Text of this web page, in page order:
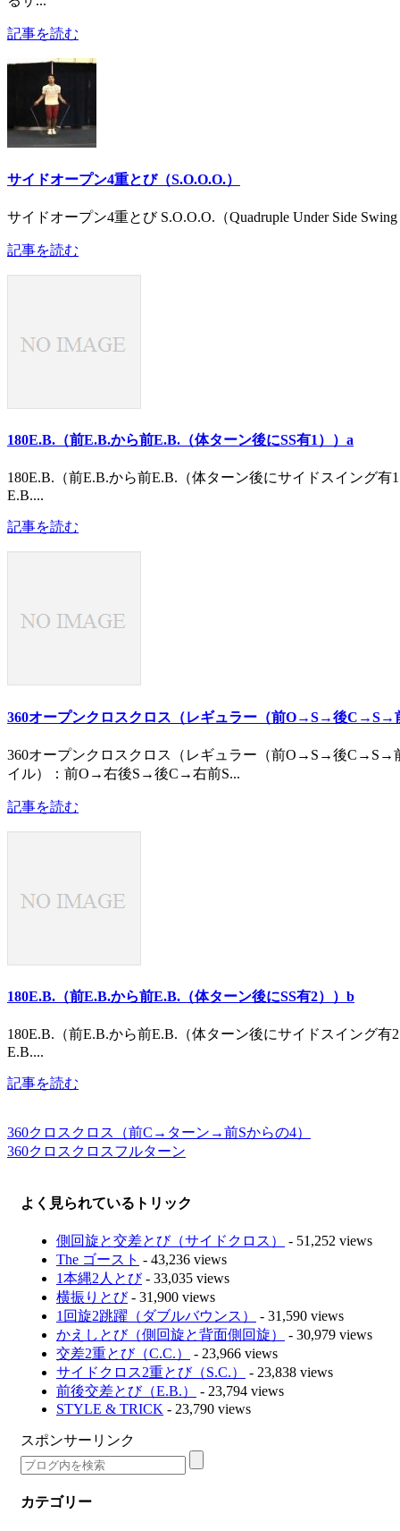
記事を読む
サイドオープン4重とび（S.O.O.O.）
サイドオープン4重とび S.O.O.O.（Quadruple Under Side
記事を読む
180E.B.（前E.B.から前E.B.（体ターン後にSS有1））a
180E.B.（前E.B.から前E.B.（体ターン後にサイドスイング
E.B....
記事を読む
360オープンクロスクロス（レギュラー（前O→S→後C→S→
360オープンクロスクロス（レギュラー（前O→S→後C→S→
イル）：前O→右後S→後C→右前S...
記事を読む
180E.B.（前E.B.から前E.B.（体ターン後にSS有2））b
180E.B.（前E.B.から前E.B.（体ターン後にサイドスイング
E.B....
記事を読む
360クロスクロス（前C→ターン→前Sからの4）
360クロスクロスフルターン
よく見られているトリック
側回旋と交差とび（サイドクロス）
- 51,252 views
The ゴースト - 43,236 views
1本縄2人とび- 33,035 views
横振りとび- 31,900 views
1回旋2跳躍（ダブルバウンス）
- 31,590 views
かえしとび（側回旋と背面側回旋）
- 30,979 views
交差2重とび（C.C.）
- 23,966 views
サイドクロス2重とび（S.C.）
- 23,838 views
前後交差とび（E.B.）
- 23,794 views
STYLE & TRICK - 23,790 views
スポンサーリンク
カテゴリー